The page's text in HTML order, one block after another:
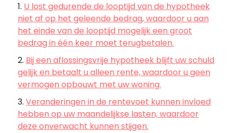
U lost gedurende de looptijd van de hypotheek
niet af op het geleende bedrag, waardoor u aan
het einde van de looptijd mogelijk een groot
bedrag in één keer moet terugbetalen.
Bij een aflossingsvrije hypotheek blijft uw schuld
gelijk en betaalt u alleen rente, waardoor u geen
vermogen opbouwt met uw woning.
Veranderingen in de rentevoet kunnen invloed
hebben op uw maandelijkse lasten, waardoor
deze onverwacht kunnen stijgen.